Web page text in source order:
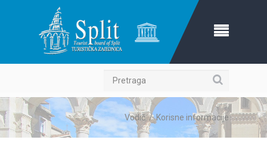
Pretraga
Vodič/Korisne informacije